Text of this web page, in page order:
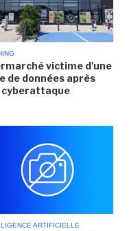
victime d'une
de données après
cyberattaque
ARTIFICIELLE